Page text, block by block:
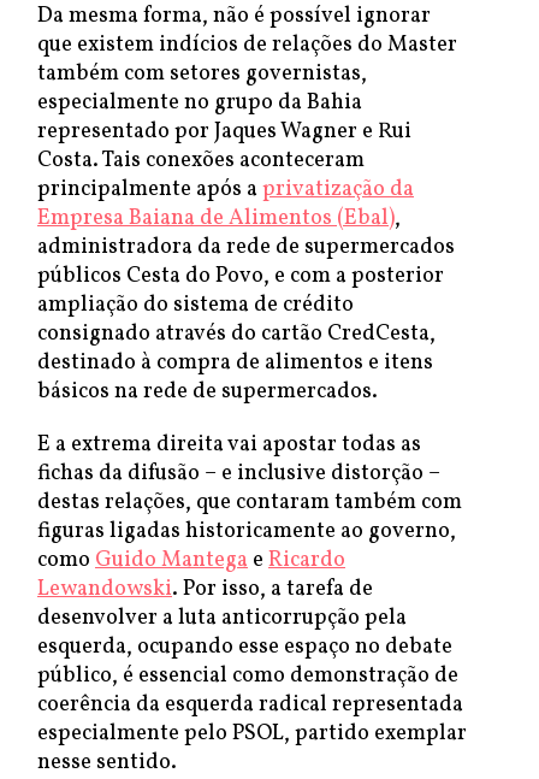
Da mesma forma, não é possível ignorar
que existem indícios de relações do Master
também com setores governistas,
especialmente no grupo da Bahia
representado por Jaques Wagner e Rui
Costa. Tais conexões aconteceram
principalmente após a privatização da
Empresa Baiana de Alimentos (Ebal),
administradora da rede de supermercados
públicos Cesta do Povo, e com a posterior
ampliação do sistema de crédito
consignado através do cartão CredCesta,
destinado à compra de alimentos e itens
básicos na rede de supermercados.
E a extrema direita vai apostar todas as
fichas da difusão – e inclusive distorção –
destas relações, que contaram também com
figuras ligadas historicamente ao governo,
como Guido Mantega e Ricardo
Lewandowski. Por isso, a tarefa de
desenvolver a luta anticorrupção pela
esquerda, ocupando esse espaço no debate
público, é essencial como demonstração de
coerência da esquerda radical representada
especialmente pelo PSOL, partido exemplar
nesse sentido.